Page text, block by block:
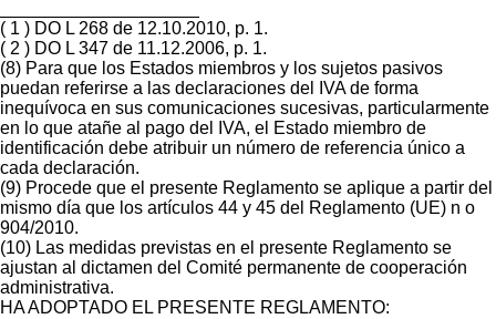
( 1 ) DO L 268 de 12.10.2010, p. 1.
( 2 ) DO L 347 de 11.12.2006, p. 1.
(8) Para que los Estados miembros y los sujetos pasivos
puedan referirse a las declaraciones del IVA de forma
inequívoca en sus comunicaciones sucesivas, particularmente
en lo que atañe al pago del IVA, el Estado miembro de
identificación debe atribuir un número de referencia único a
cada declaración.
(9) Procede que el presente Reglamento se aplique a partir del
mismo día que los artículos 44 y 45 del Reglamento (UE) n o
904/2010.
(10) Las medidas previstas en el presente Reglamento se
ajustan al dictamen del Comité permanente de cooperación
administrativa.
HA ADOPTADO EL PRESENTE REGLAMENTO: